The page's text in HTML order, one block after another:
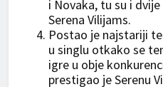
i Novaka, tu su i
Serena Vilijams.
Postao je najstariji
u singlu otkako se
igre u obje
prestigao je Serenu